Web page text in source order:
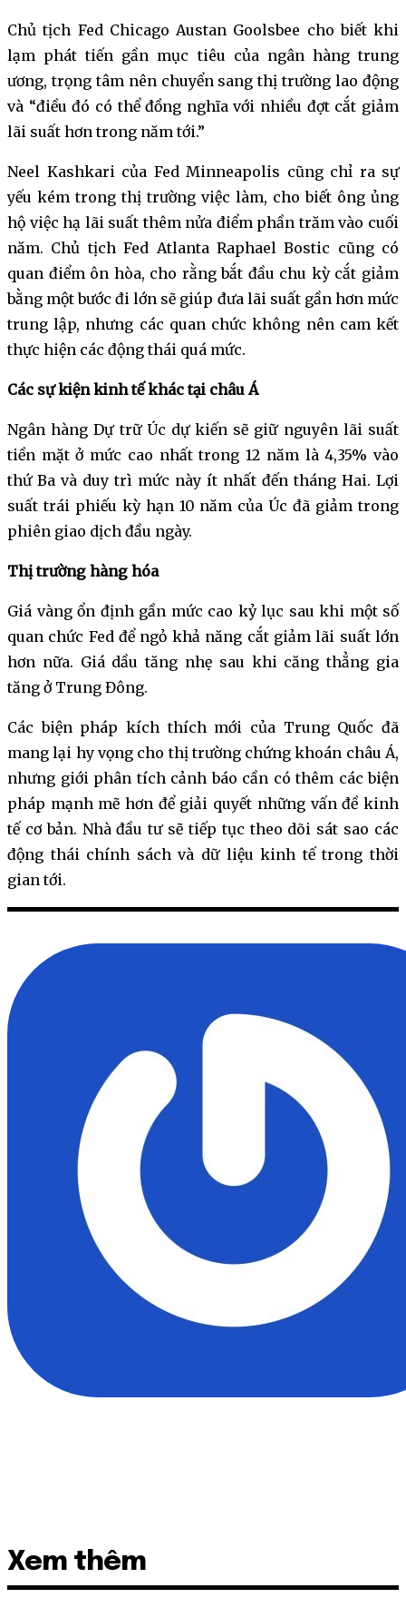
Chủ tịch Fed Chicago Austan Goolsbee cho biết khi
lạm phát tiến gần mục tiêu của ngân hàng trung
ương, trọng tâm nên chuyển sang thị trường lao động
và “điều đó có thể đồng nghĩa với nhiều đợt cắt giảm
lãi suất hơn trong năm tới.”
Neel Kashkari của Fed Minneapolis cũng chỉ ra sự
yếu kém trong thị trường việc làm, cho biết ông ủng
hộ việc hạ lãi suất thêm nửa điểm phần trăm vào cuối
năm. Chủ tịch Fed Atlanta Raphael Bostic cũng có
quan điểm ôn hòa, cho rằng bắt đầu chu kỳ cắt giảm
bằng một bước đi lớn sẽ giúp đưa lãi suất gần hơn mức
trung lập, nhưng các quan chức không nên cam kết
thực hiện các động thái quá mức.
Các sự kiện kinh tế khác tại châu Á
Ngân hàng Dự trữ Úc dự kiến sẽ giữ nguyên lãi suất
tiền mặt ở mức cao nhất trong 12 năm là 4,35% vào
thứ Ba và duy trì mức này ít nhất đến tháng Hai. Lợi
suất trái phiếu kỳ hạn 10 năm của Úc đã giảm trong
phiên giao dịch đầu ngày.
Thị trường hàng hóa
Giá vàng ổn định gần mức cao kỷ lục sau khi một số
quan chức Fed để ngỏ khả năng cắt giảm lãi suất lớn
hơn nữa. Giá dầu tăng nhẹ sau khi căng thẳng gia
tăng ở Trung Đông.
Các biện pháp kích thích mới của Trung Quốc đã
mang lại hy vọng cho thị trường chứng khoán châu Á,
nhưng giới phân tích cảnh báo cần có thêm các biện
pháp mạnh mẽ hơn để giải quyết những vấn đề kinh
tế cơ bản. Nhà đầu tư sẽ tiếp tục theo dõi sát sao các
động thái chính sách và dữ liệu kinh tế trong thời
gian tới.
Xem thêm